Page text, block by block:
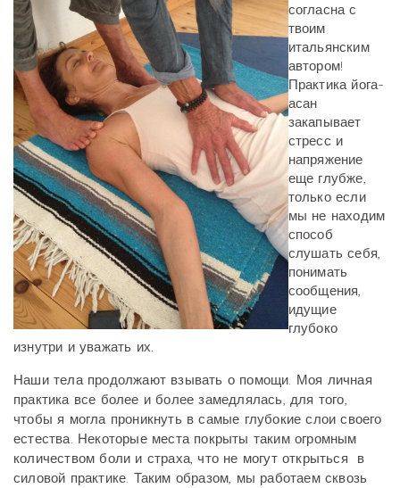
согласна с
твоим
итальянским
автором!
Практика йога-
асан
закапывает
стресс и
напряжение
еще глубже,
только если
мы не находим
способ
слушать себя,
понимать
сообщения,
идущие
глубоко
изнутри и уважать их.
Наши тела продолжают взывать о помощи. Моя личная
практика все более и более замедлялась, для того,
чтобы я могла проникнуть в самые глубокие слои своего
естества. Некоторые места покрыты таким огромным
количеством боли и страха, что не могут открыться в
силовой практике. Таким образом, мы работаем сквозь